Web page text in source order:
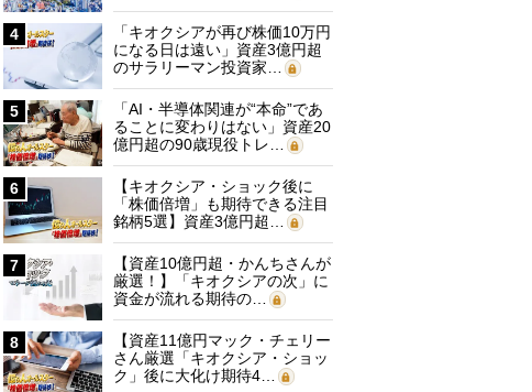
4
「キオクシアが再び株価10万円
になる日は遠い」資産3億円超
のサラリーマン投資家…
5
「AI・半導体関連が“本命”であ
ることに変わりはない」資産20
億円超の90歳現役トレ…
6
【キオクシア・ショック後に
「株価倍増」も期待できる注目
銘柄5選】資産3億円超…
7
【資産10億円超・かんちさんが
厳選！】「キオクシアの次」に
資金が流れる期待の…
8
【資産11億円マック・チェリー
さん厳選「キオクシア・ショッ
ク」後に大化け期待4…